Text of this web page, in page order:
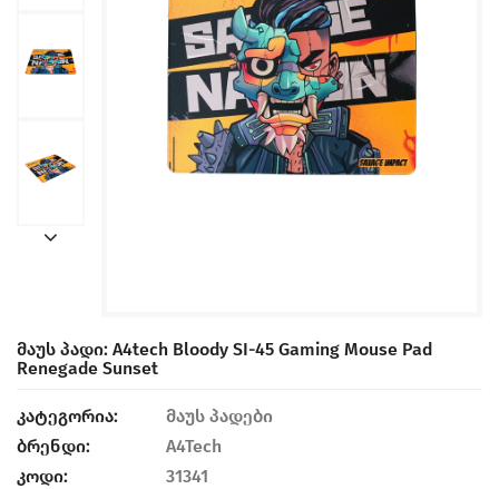
Მაუს Პადი: A4tech Bloody SI-45 Gaming Mouse Pad
Renegade Sunset
კატეგორია:
მაუს პადები
ბრენდი:
A4Tech
კოდი:
31341